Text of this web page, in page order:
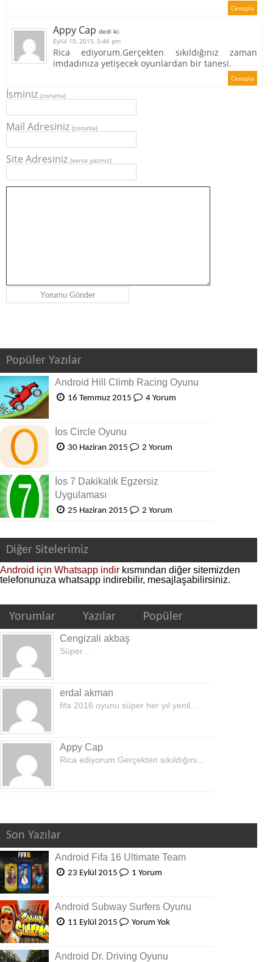
Cevapla
Appy Cap dedi ki:
Eylül 10, 2015, 5:46 pm
Rica ediyorum.Gerçekten sıkıldığınız zaman
imdadınıza yetişecek oyunlardan bir tanesi.
Cevapla
İsminiz (zorunlu)
Mail Adresiniz (zorunlu)
Site Adresiniz (varsa yazınız)
Popüler Yazılar
Android Hill Climb Racing Oyunu
16 Temmuz 2015 4 Yorum
İos Circle Oyunu
30 Haziran 2015 2 Yorum
İos 7 Dakikalık Egzersiz
Uygulaması
25 Haziran 2015 2 Yorum
Diğer Sitelerimiz
Android için Whatsapp indir kısmından diğer sitemizden
telefonunuza whatsapp indirebilir, mesajlaşabilirsiniz.
Yorumlar Yazılar Popüler
Cengizali akbaş
Süper...
erdal akman
fifa 2016 oyunu süper her yıl yenil...
Appy Cap
Rica ediyorum.Gerçekten sıkıldığını...
Son Yazılar
Android Fifa 16 Ultimate Team
23 Eylül 2015 1 Yorum
Android Subway Surfers Oyunu
11 Eylül 2015 Yorum Yok
Android Dr. Driving Oyunu